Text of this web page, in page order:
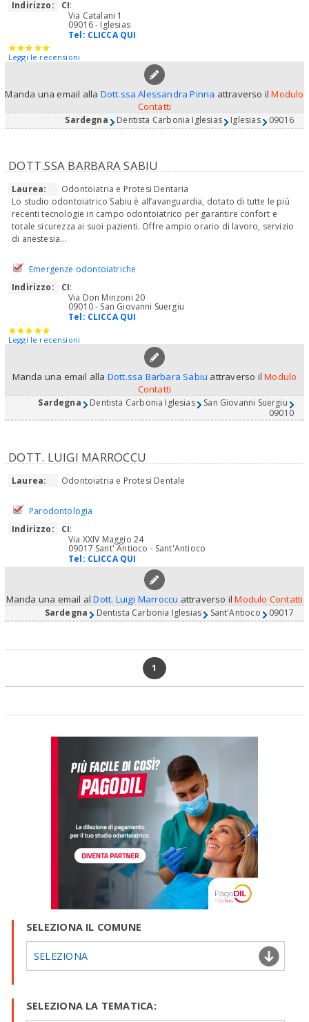
Indirizzo: CI:
Via Catalani 1
09016 - Iglesias
Tel: CLICCA QUI
Leggi le recensioni
Manda una email alla Dott.ssa Alessandra Pinna attraverso ilModulo
Contatti
Sardegna Dentista Carbonia Iglesias Iglesias 09016
DOTT.SSA BARBARA SABIU
Laurea:
Odontoiatria e Protesi Dentaria
Lo studio odontoiatrico Sabiu è all’avanguardia, dotato di tutte le più
recenti tecnologie in campo odontoiatrico per garantire confort e
totale sicurezza ai suoi pazienti. Offre ampio orario di lavoro, servizio
di anestesia...
Emergenze odontoiatriche
Indirizzo:
CI:
Via Don Minzoni 20
09010 - San Giovanni Suergiu
Tel: CLICCA QUI
Leggi le recensioni
Manda una email alla Dott.ssa Barbara Sabiu attraverso ilModulo
Contatti
Sardegna Dentista Carbonia Iglesias San Giovanni Suergiu
09010
DOTT. LUIGI MARROCCU
Laurea: Odontoiatria e Protesi Dentale
Parodontologia
Indirizzo:
CI:
Via XXIV Maggio 24
09017 Sant' Antioco - Sant'Antioco
Tel: CLICCA QUI
Manda una email alDott. Luigi Marroccu attraverso ilModulo Contatti
Sardegna Dentista Carbonia Iglesias Sant'Antioco 09017
1
SELEZIONA IL COMUNE
SELEZIONA
SELEZIONA LA TEMATICA: